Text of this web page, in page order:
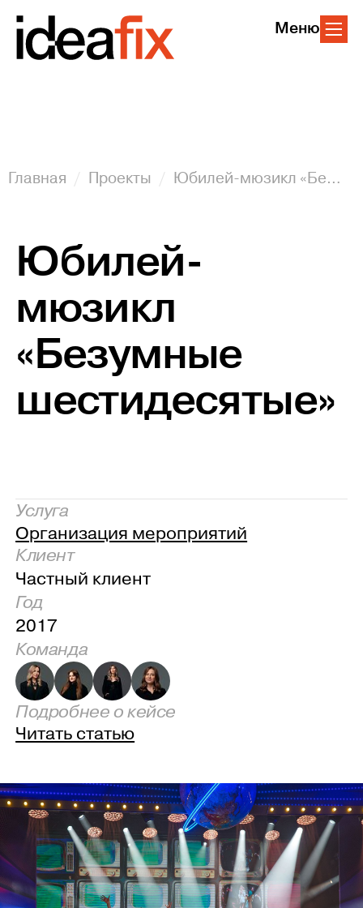
Меню
Юбилей-
мюзикл
«Безумные
шестидесятые»
Главная Проекты Юбилей-мюзикл «Безумные шестидесятые»
Услуга
Организация мероприятий
Клиент
Частный клиент
Год
2017
Команда
Подробнее о кейсе
Читать статью